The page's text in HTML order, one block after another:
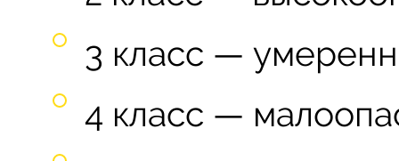
3 класс —
4 класс —